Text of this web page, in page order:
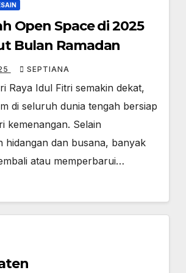
Open Space di 2025
Bulan Ramadan
SEPTIANA
Raya Idul Fitri semakin dekat,
di seluruh dunia tengah bersiap
kemenangan. Selain
hidangan dan busana, banyak
atau memperbarui…